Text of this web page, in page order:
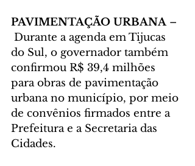
PAVIMENTAÇÃO URBANA –
Durante a agenda em Tijucas
do Sul, o governador também
confirmou R$ 39,4 milhões
para obras de pavimentação
urbana no município, por meio
de convênios firmados entre a
Prefeitura e a Secretaria das
Cidades.